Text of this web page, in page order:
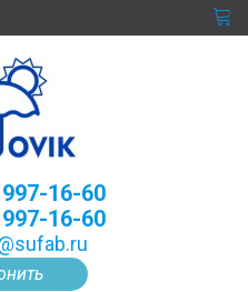
16-60
16-60